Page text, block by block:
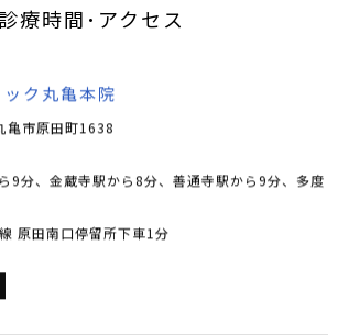
診療時間･アクセス
ク丸亀本院
市原田町1638
分、金蔵寺駅から8分、善通寺駅から9分、多度
原田南口停留所下車1分